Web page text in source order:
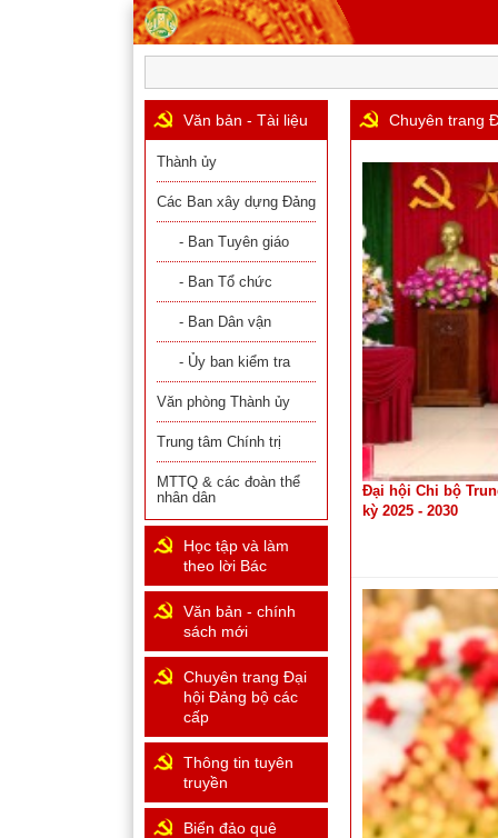
Chuyên trang
Đại hội Chi bộ
kỳ 2025 - 2030
Văn bản - Tài liệu
Thành ủy
Các Ban xây dựng Đảng
- Ban Tuyên giáo
- Ban Tổ chức
- Ban Dân vận
- Ủy ban kiểm tra
Văn phòng Thành ủy
Trung tâm Chính trị
MTTQ & các đoàn thể
nhân dân
Học tập và làm
theo lời Bác
Văn bản - chính
sách mới
Chuyên trang Đại
hội Đảng bộ các
cấp
Thông tin tuyên
truyền
Biển đảo quê